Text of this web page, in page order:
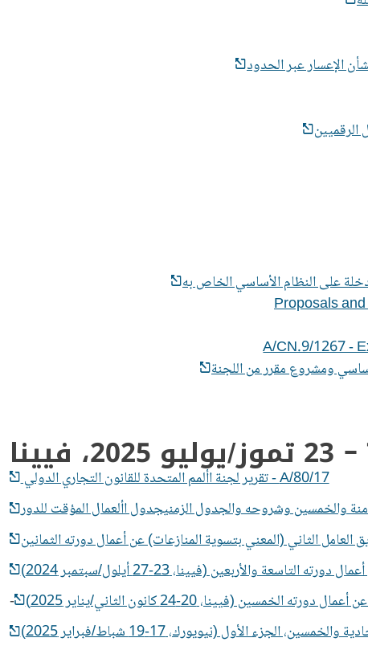
Proposals
A/CN.9/1267 -
A/80/17 - تقرير لجنة األمم المتحدة للقانون التجاري الدولي
-